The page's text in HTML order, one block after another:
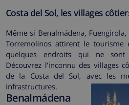
Costa del Sol, les villages
Même si Benalmádena,
Torremolinos attirent le tourisme
quelques endroits qui ne sont
Découvrez l'inconnu des villages
de la Costa del Sol, avec les
infrastructures.
Benalmádena